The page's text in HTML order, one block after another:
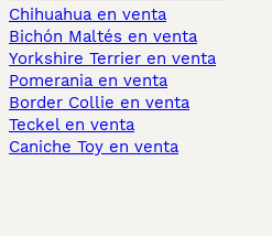
Chihuahua en venta
Bichón Maltés en venta
Yorkshire Terrier en venta
Pomerania en venta
Border Collie en venta
Teckel en venta
Caniche Toy en venta